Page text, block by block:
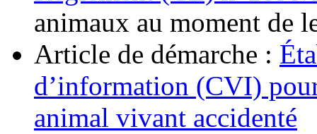
animaux au moment de
Article de démarche :
d’information (CVI)
animal vivant accidenté